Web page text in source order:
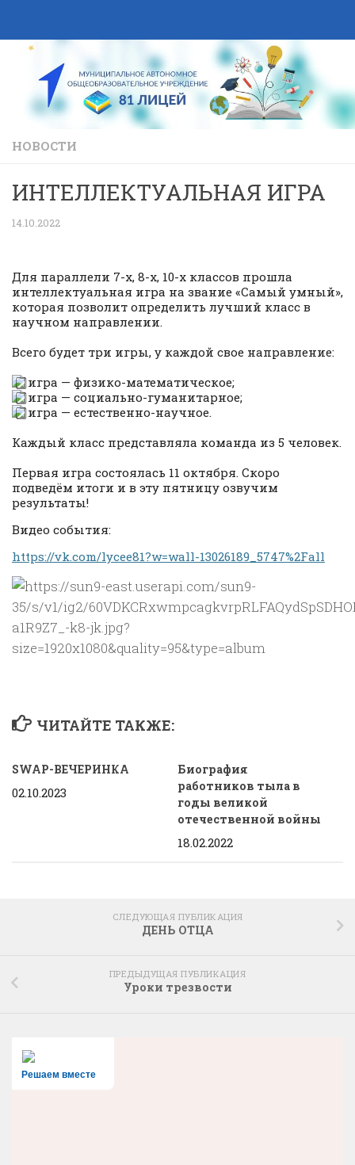
НОВОСТИ
ИНТЕЛЛЕКТУАЛЬНАЯ ИГРА
14.10.2022
Для параллели 7-х, 8-х, 10-х классов прошла
интеллектуальная игра на звание «Самый умный»,
которая позволит определить лучший класс в
научном направлении.
Всего будет три игры, у каждой свое направление:
игра — физико-математическое;
игра — социально-гуманитарное;
игра — естественно-научное.
Каждый класс представляла команда из 5 человек.
Первая игра состоялась 11 октября. Скоро
подведём итоги и в эту пятницу озвучим
результаты!
Видео события:
https://vk.com/lycee81?w=wall-13026189_5747%2Fall
ЧИТАЙТЕ ТАКЖЕ:
SWAP-ВЕЧЕРИНКА
02.10.2023
Биография
работников тыла в
годы великой
отечественной войны
18.02.2022
СЛЕДУЮЩАЯ ПУБЛИКАЦИЯ
ДЕНЬ ОТЦА
ПРЕДЫДУЩАЯ ПУБЛИКАЦИЯ
Уроки трезвости
Решаем вместе